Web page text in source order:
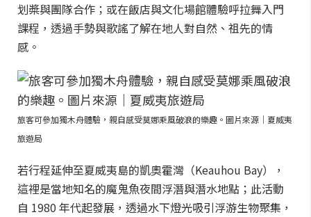
划槳與團隊合作；或在飯店與文化場館體驗呼拉舞入門
課程，透過手勢與歌謠了解在地人對自然、祖先的情
感。
旅客可參加獨木舟體驗，親自感受莫娜乘風破浪的樂趣。圖片來源｜夏威夷
旅遊局
若行程延伸至夏威夷島的凱奧霍灣（Keauhou Bay），
這裡是當地知名的魔鬼魚夜間浮潛與潛水地點；此活動
自 1980 年代起發展，透過水下燈光吸引浮游生物聚集，